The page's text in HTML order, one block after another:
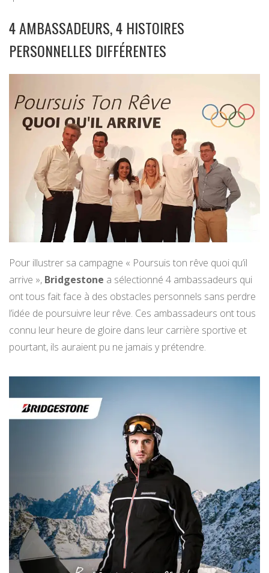
4 AMBASSADEURS, 4 HISTOIRES
PERSONNELLES DIFFÉRENTES
Pour illustrer sa campagne « Poursuis ton rêve quoi qu’il
arrive », Bridgestone a sélectionné 4 ambassadeurs qui
ont tous fait face à des obstacles personnels sans perdre
l’idée de poursuivre leur rêve. Ces ambassadeurs ont tous
connu leur heure de gloire dans leur carrière sportive et
pourtant, ils auraient pu ne jamais y prétendre.